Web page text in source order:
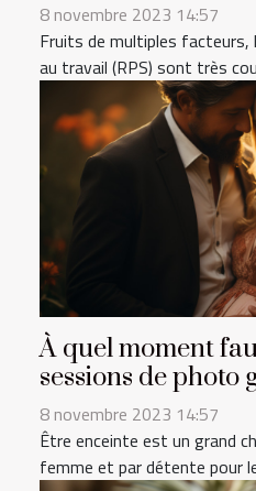
8 novembre 2023 14:57
Fruits de multiples facteurs,
au travail (RPS) sont très
À quel moment
sessions de photo
8 novembre 2023 14:57
Être enceinte est un grand
femme et par détente pour le